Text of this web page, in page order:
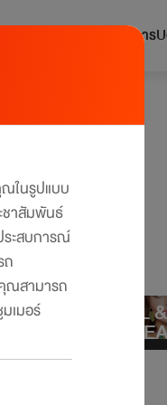
บริการ
สัน (รวม
รับคะแนน
TRAVEL &
ณในรูปแบบ
ชาสัมพันธ์
ระสบการณ์
ถ
ณสามารถ
เมอร์